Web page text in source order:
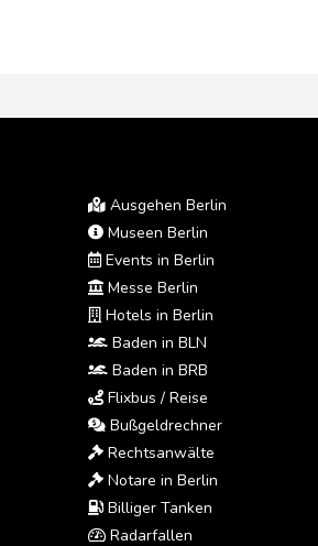
Ausgehen Berlin
Museen Berlin
Events in Berlin
Messe Berlin
Hotels in Berlin
Baden in BLN
Baden in BRB
Flixbus / Reise
Bußgeldrechner
Rechtsanwälte
Notare in Berlin
Billiger Tanken
Radarfallen